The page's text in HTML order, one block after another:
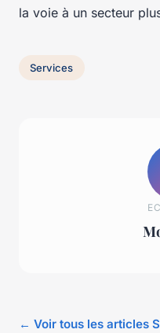
la voie à un secteur
Services
← Voir tous les articles